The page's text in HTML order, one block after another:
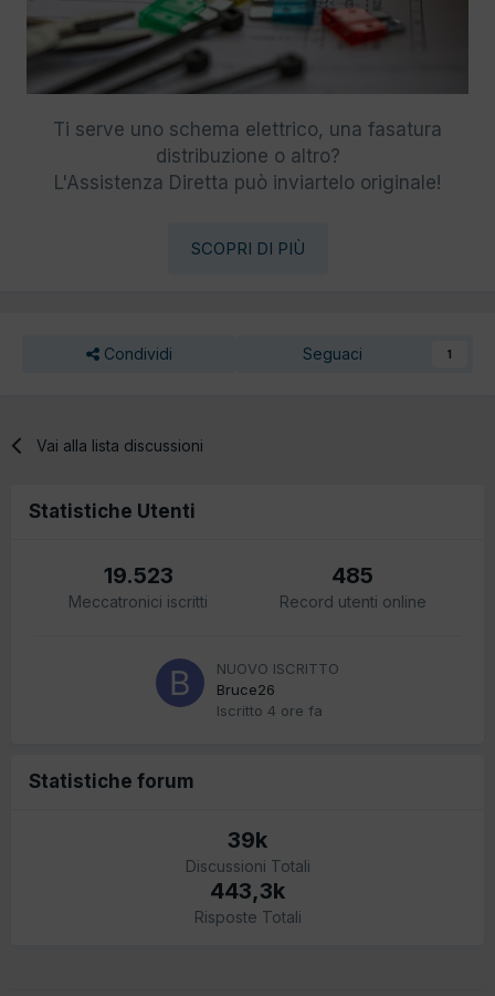
Ti serve uno schema elettrico, una fasatura
distribuzione o altro?
L'Assistenza Diretta può inviartelo originale!
SCOPRI DI PIÙ
Condividi Seguaci 1
Vai alla lista discussioni
Statistiche Utenti
19.523
Meccatronici iscritti
485
Record utenti online
NUOVO ISCRITTO
Bruce26
Iscritto 4 ore fa
Statistiche forum
39k
Discussioni Totali
443,3k
Risposte Totali